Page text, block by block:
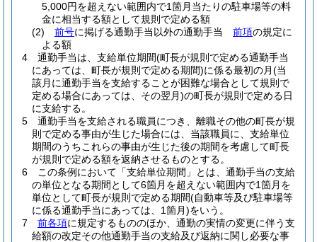
5,000円を超えない範囲内で1箇月当たりの駐車場等の料
金に相当する額として規則で定める額
(2)
前号に掲げる通勤手当以外の通勤手当 前項の規定に
よる額
4
通勤手当は、支給単位期間(町長が規則で定める通勤手当
にあっては、町長が規則で定める期間)に係る最初の月(当
該月に通勤手当を支給することが困難な場合として規則で
定める場合にあっては、その翌月)の町長が規則で定める日
に支給する。
5
通勤手当を支給される職員につき、離職その他の町長が規
則で定める事由が生じた場合には、当該職員に、支給単位
期間のうちこれらの事由が生じた後の期間を考慮して町長
が規則で定める額を返納させるものとする。
6
この条例において「支給単位期間」とは、通勤手当の支給
の単位となる期間として6箇月を超えない範囲内で1箇月を
単位として町長が規則で定める期間(自動車等及び駐車場等
に係る通勤手当にあっては、1箇月)をいう。
7
前各項に規定するもののほか、通勤の実情の変更に伴う支
給額の改定その他通勤手当の支給及び返納に関し必要な事